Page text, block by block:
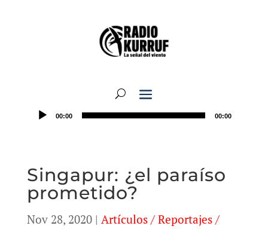
00:00 00:00
Singapur: ¿el paraíso
prometido?
Nov 28, 2020| Artículos / Reportajes /